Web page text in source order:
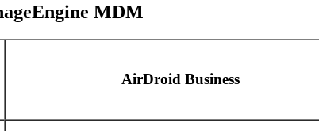
MDM
AirDroid Business